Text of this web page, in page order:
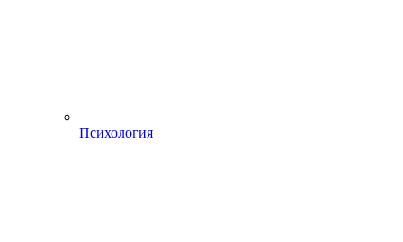
Психология